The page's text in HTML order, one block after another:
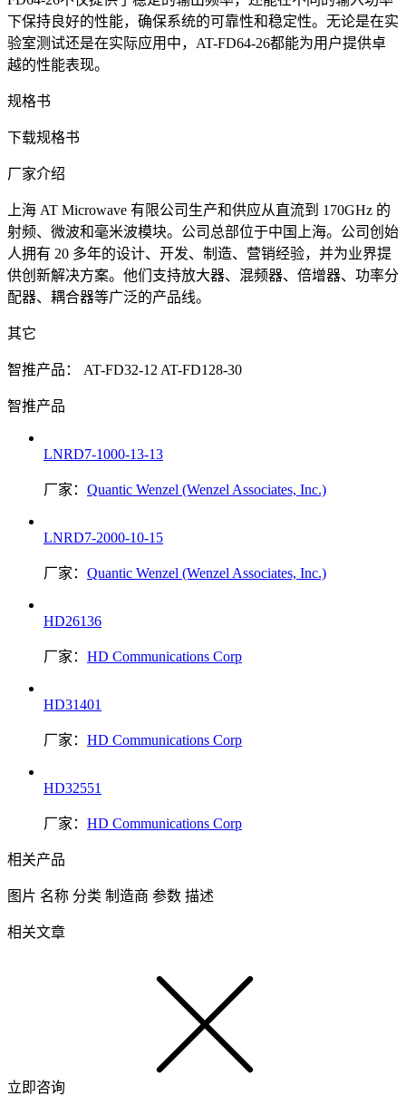
下保持良好的性能，确保系统的可靠性和稳定性。无论是在实
验室测试还是在实际应用中，AT-FD64-26都能为用户提供卓
越的性能表现。
规格书
下载规格书
厂家介绍
上海 AT Microwave 有限公司生产和供应从直流到 170GHz 的
射频、微波和毫米波模块。公司总部位于中国上海。公司创始
人拥有 20 多年的设计、开发、制造、营销经验，并为业界提
供创新解决方案。他们支持放大器、混频器、倍增器、功率分
配器、耦合器等广泛的产品线。
其它
智推产品： AT-FD32-12 AT-FD128-30
智推产品
LNRD7-1000-13-13
厂家： Quantic Wenzel (Wenzel Associates, Inc.)
LNRD7-2000-10-15
厂家： Quantic Wenzel (Wenzel Associates, Inc.)
HD26136
厂家： HD Communications Corp
HD31401
厂家： HD Communications Corp
HD32551
厂家： HD Communications Corp
相关产品
图片 名称 分类 制造商 参数 描述
相关文章
立即咨询